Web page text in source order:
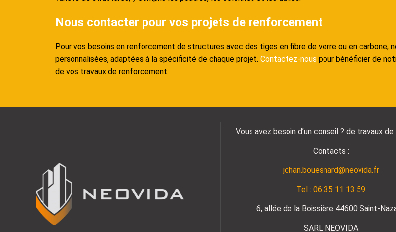
Nous contacter pour vos projets de renforcement
Pour vos besoins en renforcement de structures avec des tiges en fibre de verre ou en
personnalisées, adaptées à la spécificité de chaque projet. Contactez-nous pour bénéficier de
de vos travaux de renforcement.
Vous avez besoin d’un conseil ? de travaux
Contacts :
johan.bouesnard@neovida.fr
Tel : 06 35 11 13 59
6, allée de la Boissière 44600 Saint-
SARL NEOVIDA